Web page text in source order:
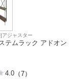
ジャスター
テムラック アドオン
4.0 （7）